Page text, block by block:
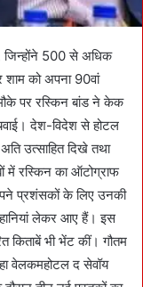
जिन्होंने 500 से अधिक
को अपना 90वां
पर रस्किन बांड ने केक
देश-विदेश से होटल
उत्साहित दिखे तथा
में रस्किन का ऑटोग्राफ
प्रशंसकों के लिए उनकी
लेकर आए हैं। इस
किताबें भी भेंट कीं। गौतम
वेलकमहोटल द सेवॉय